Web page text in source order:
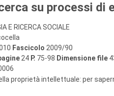
su processi di
E RICERCA SOCIALE
Fascicolo 2009/90
24 P. 75-98 Dimensione file
proprietà intellettuale: per